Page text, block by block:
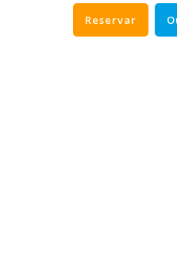
Reservar